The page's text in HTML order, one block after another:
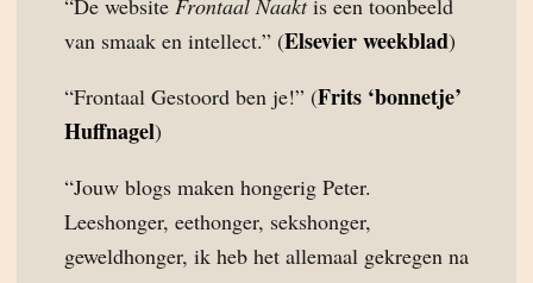
“De website Frontaal Naaktis een toonbeeld
van smaak en intellect.” (Elsevier weekblad)
“Frontaal Gestoord ben je!” (Frits ‘bonnetje’
Huffnagel)
“Jouw blogs maken hongerig Peter.
Leeshonger, eethonger, sekshonger,
geweldhonger, ik heb het allemaal gekregen na